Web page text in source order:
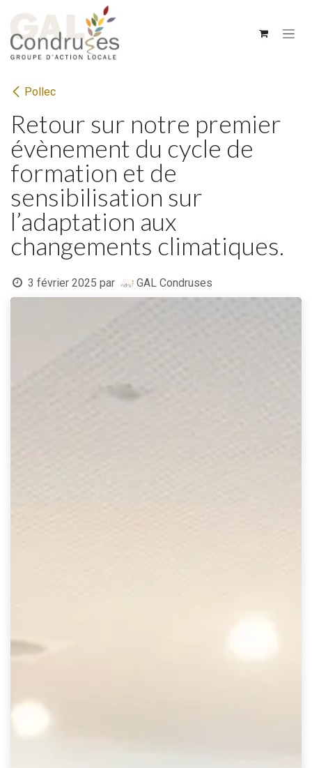
Pollec
Retour sur notre premier
évènement du cycle de
formation et de
sensibilisation sur
l’adaptation aux
changements climatiques.
3 février 2025 par GAL Condruses